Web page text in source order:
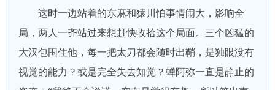
这时一边站着的东麻和猿川怕事情闹大，影响全
局，两人一齐站过来想赶快收拾这个局面。三个凶猛的
大汉包围住他，每一把太刀都会随时出鞘，是独眼没有
视觉的能力？或是完全失去知觉？蝉阿弥一直是静止的